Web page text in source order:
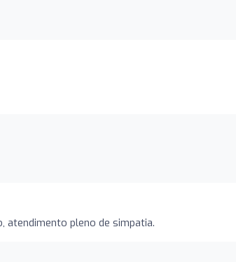
pleno de simpatia.